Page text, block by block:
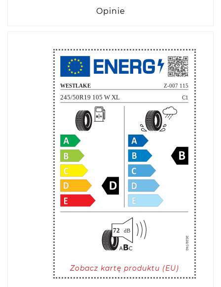
Opinie
Zobacz kartę produktu (EU)